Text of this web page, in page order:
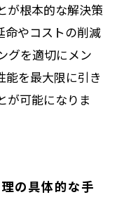
が根本的な解決策
命やコストの削減
グを適切にメン
能を最大限に引き
が可能になりま
の具体的な手